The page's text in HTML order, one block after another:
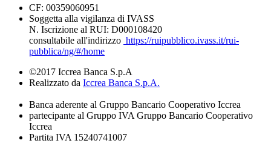
CF: 00359060951
Soggetta alla vigilanza di IVASS
N. Iscrizione al RUI: D000108420
consultabile all'indirizzo https://ruipubblico.ivass.it/rui-
pubblica/ng/#/home
©2017 Iccrea Banca S.p.A
Realizzato da Iccrea Banca S.p.A.
Banca aderente al Gruppo Bancario Cooperativo Iccrea
partecipante al Gruppo IVA Gruppo Bancario Cooperativo
Iccrea
Partita IVA 15240741007